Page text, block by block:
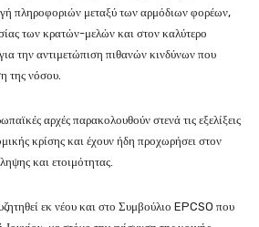
πληροφοριών μεταξύ των αρμόδιων φορέων,
των κρατών-μελών και στον καλύτερο
την αντιμετώπιση πιθανών κινδύνων που
της νόσου.
αρχές παρακολουθούν στενά τις εξελίξεις
κρίσης και έχουν ήδη προχωρήσει στον
και ετοιμότητας.
εκ νέου και στο Συμβούλιο EPCSO που